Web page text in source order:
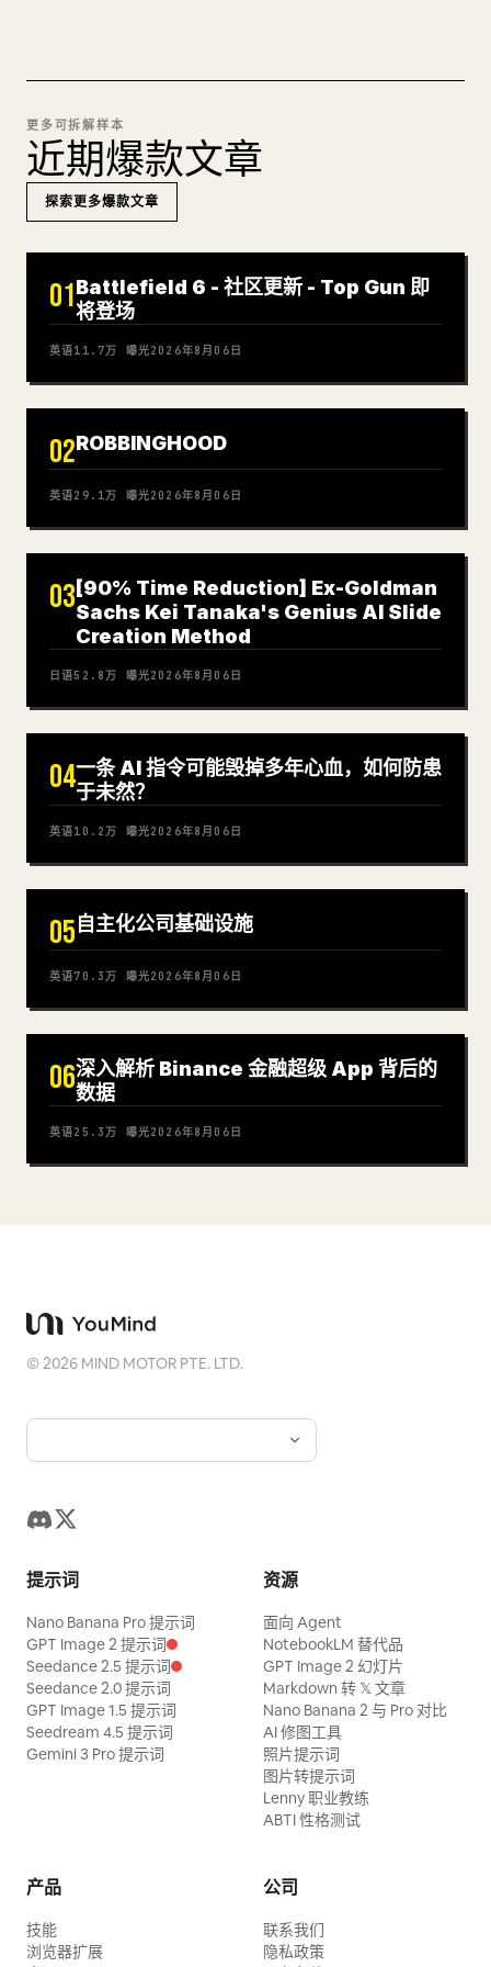
更多可拆解样本
近期爆款文章
探索更多爆款文章
01Battlefield 6 - 社区更新 - Top Gun 即
将登场
英语11.7万 曝光2026年8月06日
02ROBBINGHOOD
英语29.1万 曝光2026年8月06日
03 [90% Time Reduction] Ex-Goldman
Sachs Kei Tanaka's Genius AI Slide
Creation Method
日语52.8万 曝光2026年8月06日
04一条 AI 指令可能毁掉多年心血，如何防患
于未然？
英语10.2万 曝光2026年8月06日
05自主化公司基础设施
英语70.3万 曝光2026年8月06日
06深入解析 Binance 金融超级 App 背后的
数据
英语25.3万 曝光2026年8月06日
©2026 MIND MOTOR PTE. LTD.
提示词
Nano Banana Pro 提示词
GPT Image 2 提示词
Seedance 2.5 提示词
Seedance 2.0 提示词
GPT Image 1.5 提示词
Seedream 4.5 提示词
Gemini 3 Pro 提示词
资源
面向 Agent
NotebookLM 替代品
GPT Image 2 幻灯片
Markdown 转 𝕏 文章
Nano Banana 2 与 Pro 对比
AI 修图工具
照片提示词
图片转提示词
Lenny 职业教练
ABTI 性格测试
产品
技能
浏览器扩展
公司
联系我们
隐私政策